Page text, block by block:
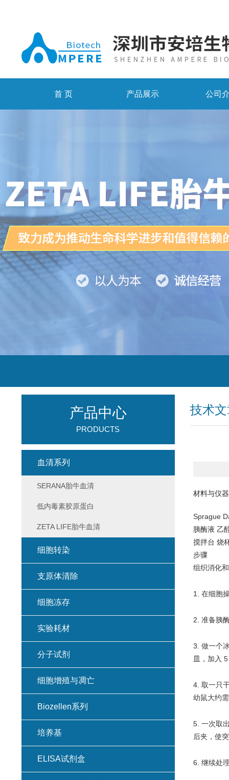
首 页 产品展示 公司
技术
材料与仪器
Sprague
胰酶液 乙
搅拌台 烧
步骤
组织消化
1. 在细胞
2. 准备胰
3. 做一个
皿，加入
4. 取一只
幼鼠大约
5. 一次取
后夹，使
6. 继续处
产品中心
PRODUCTS
血清系列
SERANA胎牛血清
低内毒素胶原蛋白
ZETA LIFE胎牛血清
细胞转染
支原体清除
细胞冻存
实验耗材
分子试剂
细胞增殖与凋亡
Biozellen系列
培养基
ELISA试剂盒